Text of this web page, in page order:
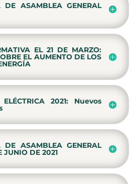
DE ASAMBLEA GENERAL
EL 21 DE MARZO:
EL AUMENTO DE LOS
2021: Nuevos
DE ASAMBLEA GENERAL
JUNIO DE 2021